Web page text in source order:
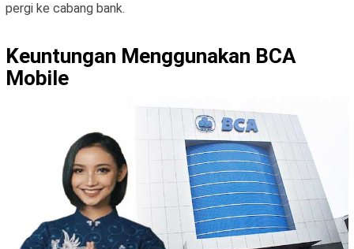
pergi ke cabang bank.
Keuntungan Menggunakan BCA
Mobile